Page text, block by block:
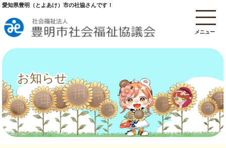
メニュー
愛知県豊明（とよあけ）市の社協さんです！
お知らせ